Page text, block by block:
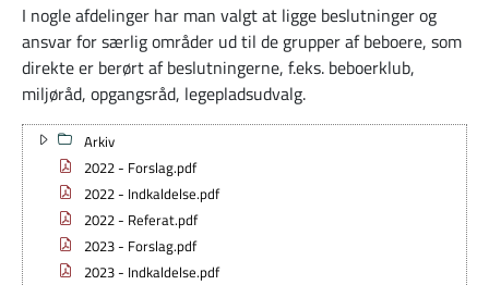
I nogle afdelinger har man valgt at ligge beslutninger og
ansvar for særlig områder ud til de grupper af beboere, som
direkte er berørt af beslutningerne, f.eks. beboerklub,
miljøråd, opgangsråd, legepladsudvalg.
Arkiv
2022 - Forslag.pdf
2022 - Indkaldelse.pdf
2022 - Referat.pdf
2023 - Forslag.pdf
2023 - Indkaldelse.pdf